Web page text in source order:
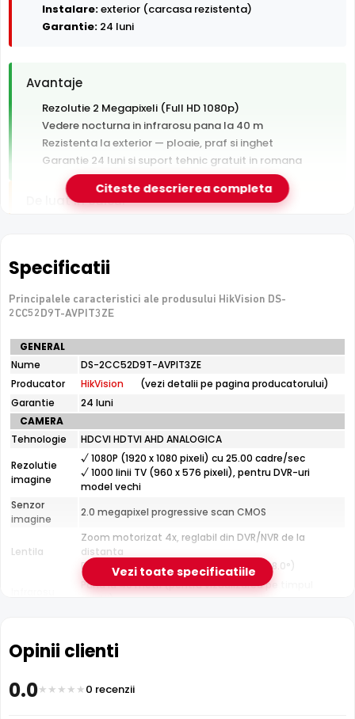
Instalare:exterior (carcasa rezistenta)
Garantie: 24 luni
Avantaje
Rezolutie 2 Megapixeli (Full HD 1080p)
Vedere nocturna in infrarosu pana la 40 m
Rezistenta la exterior — ploaie, praf si inghet
Garantie 24 luni si suport tehnic gratuit in romana
De luat in calcul
e-Camere.ro recomanda acest produs pentru:
curtea si exteriorul casei.
Infrarosu 40m
HikVision DS-2CC52D9T-AVPIT3ZE dispune de iluminare
infrarosu cu raza de actiune de pana la
vizibilitate clara pe intuneric total. LED-urile IR sunt
invizibile ochiului uman si nu deranjeaza.
Citeste descrierea completa
Specificatii
Principalele caracteristici ale produsului HikVision DS-
2CC52D9T-AVPIT3ZE
Specificatii
tehnice
HikVision
DS-
2CC52D9T-
AVPIT3ZE
GENERAL
Nume
DS-2CC52D9T-AVPIT3ZE
Producator
HikVision
(vezi detalii pe pagina producatorului)
Garantie
24 luni
CAMERA
Tehnologie
HDCVI HDTVI AHD ANALOGICA
Rezolutie
imagine
√ 1080P (1920 x 1080 pixeli) cu 25.00 cadre/sec
√ 1000 linii TV (960 x 576 pixeli), pentru DVR-uri
model vechi
Senzor
imagine
2.0 megapixel progressive scan CMOS
Lentila
Zoom motorizat 4x, reglabil din DVR/NVR de la
distanta
Distanta focala: 2.8 - 12.0 mm (32.1° - 98.0°)
Pana la 40 metri (pentru vizualizarea pe timpul
Protectie
Exterior
Carcasa
Vezi toate specificatiile
Opinii clienti
0.0 0 recenzii